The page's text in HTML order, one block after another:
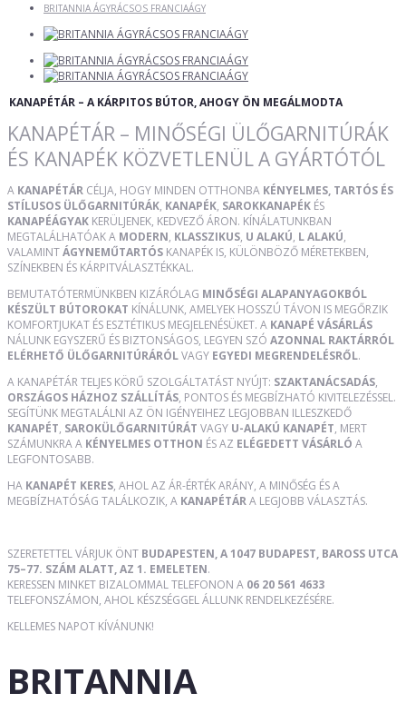
BRITANNIA ÁGYRÁCSOS FRANCIAÁGY
KANAPÉTÁR – A KÁRPITOS BÚTOR, AHOGY ÖN MEGÁLMODTA
KANAPÉTÁR – MINŐSÉGI ÜLŐGARNITÚRÁK
ÉS KANAPÉK KÖZVETLENÜL A GYÁRTÓTÓL
A KANAPÉTÁR CÉLJA, HOGY MINDEN OTTHONBA KÉNYELMES, TARTÓS ÉS
STÍLUSOS ÜLŐGARNITÚRÁK, KANAPÉK, SAROKKANAPÉK ÉS
KANAPÉÁGYAK KERÜLJENEK, KEDVEZŐ ÁRON. KÍNÁLATUNKBAN
MEGTALÁLHATÓAK A MODERN, KLASSZIKUS, U ALAKÚ, L ALAKÚ,
VALAMINTÁGYNEMŰTARTÓS KANAPÉK IS, KÜLÖNBÖZŐ MÉRETEKBEN,
SZÍNEKBEN ÉS KÁRPITVÁLASZTÉKKAL.
BEMUTATÓTERMÜNKBEN KIZÁRÓLAG MINŐSÉGI ALAPANYAGOKBÓL
KÉSZÜLT BÚTOROKAT KÍNÁLUNK, AMELYEK HOSSZÚ TÁVON IS MEGŐRZIK
KOMFORTJUKAT ÉS ESZTÉTIKUS MEGJELENÉSÜKET. A KANAPÉ VÁSÁRLÁS
NÁLUNK EGYSZERŰ ÉS BIZTONSÁGOS, LEGYEN SZÓ AZONNAL RAKTÁRRÓL
ELÉRHETŐ ÜLŐGARNITÚRÁRÓLVAGY EGYEDI MEGRENDELÉSRŐL.
A KANAPÉTÁR TELJES KÖRŰ SZOLGÁLTATÁST NYÚJT: SZAKTANÁCSADÁS,
ORSZÁGOS HÁZHOZ SZÁLLÍTÁS, PONTOS ÉS MEGBÍZHATÓ KIVITELEZÉSSEL.
SEGÍTÜNK MEGTALÁLNI AZ ÖN IGÉNYEIHEZ LEGJOBBAN ILLESZKEDŐ
KANAPÉT, SAROKÜLŐGARNITÚRÁT VAGY U-ALAKÚ KANAPÉT, MERT
SZÁMUNKRA A KÉNYELMES OTTHON ÉS AZ ELÉGEDETT VÁSÁRLÓ A
LEGFONTOSABB.
HA KANAPÉT KERES, AHOL AZ ÁR-ÉRTÉK ARÁNY, A MINŐSÉG ÉS A
MEGBÍZHATÓSÁG TALÁLKOZIK, A KANAPÉTÁRA LEGJOBB VÁLASZTÁS.
SZERETETTEL VÁRJUK ÖNT BUDAPESTEN, A 1047 BUDAPEST, BAROSS UTCA
75–77. SZÁM ALATT, AZ 1. EMELETEN.
KERESSEN MINKET BIZALOMMAL TELEFONON A 06 20 561 4633
TELEFONSZÁMON, AHOL KÉSZSÉGGEL ÁLLUNK RENDELKEZÉSÉRE.
KELLEMES NAPOT KÍVÁNUNK!
BRITANNIA